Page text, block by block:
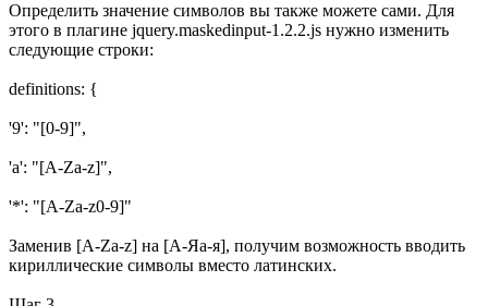
Определить значение символов вы также можете сами. Для
этого в плагине jquery.maskedinput-1.2.2.js нужно изменить
следующие строки:
definitions: {
'9': "[0-9]",
'a': "[A-Za-z]",
'*': "[A-Za-z0-9]"
Заменив [A-Za-z] на [A-Яa-я], получим возможность вводить
кириллические символы вместо латинских.